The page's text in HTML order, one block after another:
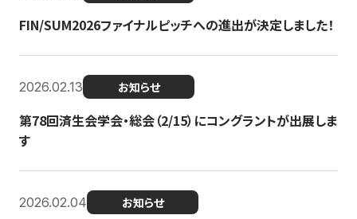
FIN/SUM2026ファイナルピッチへの進出が決定しました！
2026.02.13 お知らせ
第78回済生会学会・総会（2/15）にコングラントが出展しま
す
2026.02.04 お知らせ